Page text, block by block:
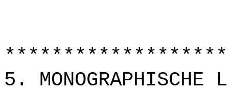
5. MONOGRAPHISCHE